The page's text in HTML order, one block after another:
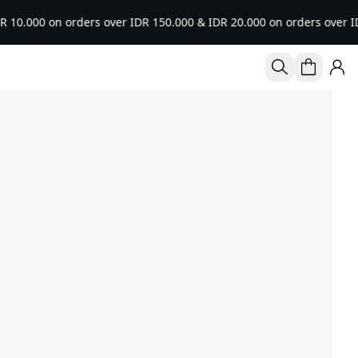
over IDR 150.000 & IDR 20.000 on orders over IDR 250.000